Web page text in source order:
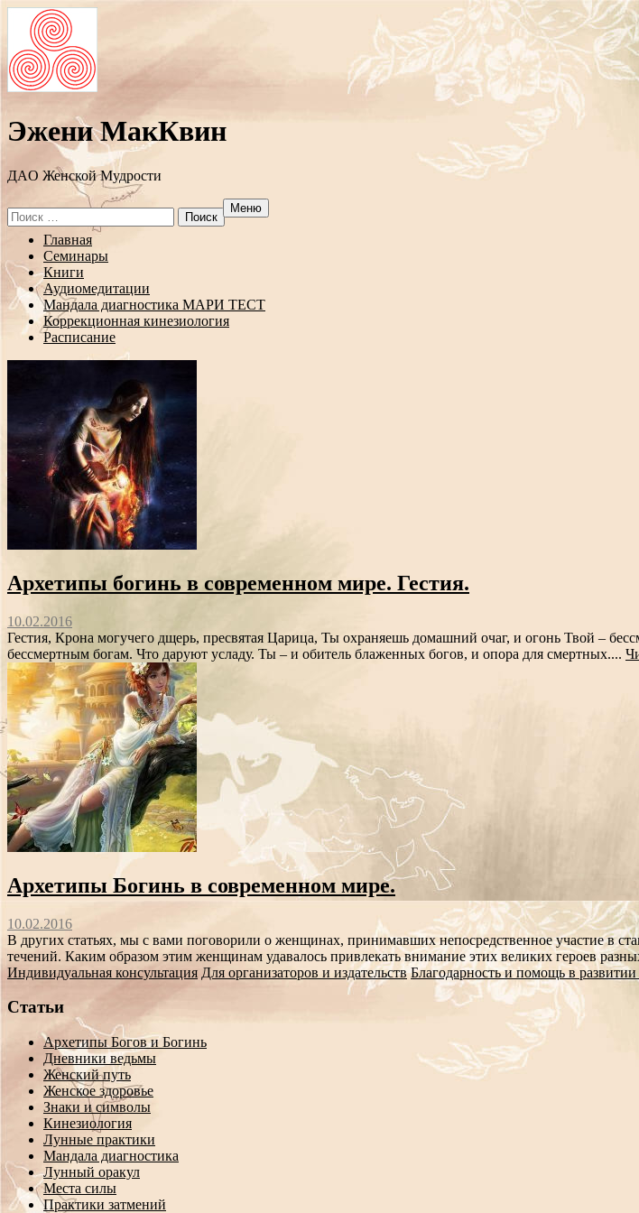
Эжени МакКвин
ДAO Женской Мудрости
Search
for:
Меню
Перейти
содержанию
Главная
Семинары
Книги
Аудиомедитации
Мандала диагностика МАРИ ТЕСТ
Коррекционная кинезиология
Расписание
Архетипы богинь в современном мире. Гестия.
10.02.2016
Гестия, Крона могучего дщерь, пресвятая Царица, Ты охраняешь домашний очаг, и огонь Твой –
бессмертным богам. Что даруют усладу. Ты – и обитель блаженных богов, и опора для смертных....
Архетипы Богинь в современном мире.
10.02.2016
В других статьях, мы с вами поговорили о женщинах, принимавших непосредственное участие в
течений. Каким образом этим женщинам удавалось привлекать внимание этих великих героев
Индивидуальная консультация Для организаторов и издательств Благодарность и помощь в развитии
Статьи
Архетипы Богов и Богинь
Дневники ведьмы
Женский путь
Женское здоровье
Знаки и символы
Кинезиология
Лунные практики
Мандала диагностика
Лунный оракул
Места силы
Практики затмений